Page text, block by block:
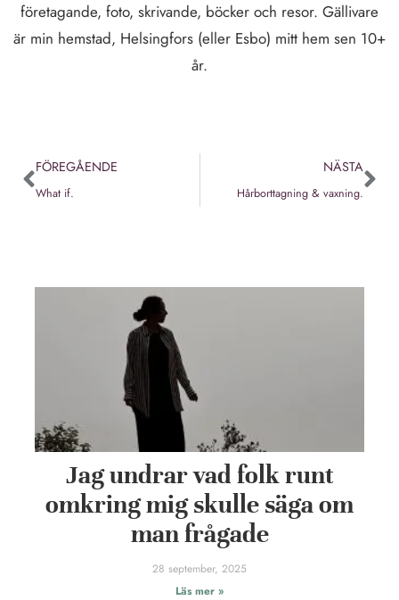
företagande, foto, skrivande, böcker och resor. Gällivare
är min hemstad, Helsingfors (eller Esbo) mitt hem sen 10+
år.
FÖREGÅENDE
What if.
NÄSTA
Hårborttagning & vaxning.
Jag undrar vad folk runt
omkring mig skulle säga om
man frågade
28 september, 2025
Läs mer »